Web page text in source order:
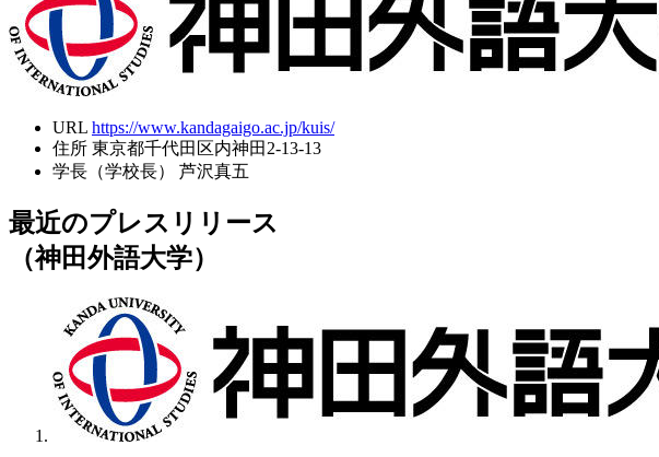
URL https://www.kandagaigo.ac.jp/kuis/
住所 東京都千代田区内神田2-13-13
学長（学校長）
芦沢真五
最近のプレスリリース
（神田外語大学）